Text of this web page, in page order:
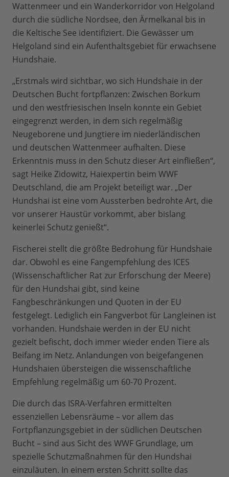
Wattenmeer und ein Wanderkorridor von Helgoland
durch die südliche Nordsee, den Ärmelkanal bis in
die Keltische See identifiziert. Die Gewässer um
Helgoland sind ein Aufenthaltsgebiet für erwachsene
Hundshaie.
„Erstmals wird sichtbar, wo sich Hundshaie in der
Deutschen Bucht fortpflanzen: Zwischen Borkum
und den westfriesischen Inseln konnte ein Gebiet
eingegrenzt werden, in dem sich regelmäßig
Neugeborene und Jungtiere im niederländischen
und deutschen Wattenmeer aufhalten. Diese
Erkenntnis muss in den Schutz dieser Art einfließen“,
sagt Heike Zidowitz, Haiexpertin beim WWF
Deutschland, die am Projekt beteiligt war. „Der
Hundshai ist eine vom Aussterben bedrohte Art, die
vor unserer Haustür vorkommt, aber bislang
keinerlei Schutz genießt“.
Fischerei stellt die größte Bedrohung für Hundshaie
dar. Obwohl es eine Fangempfehlung des ICES
(Wissenschaftlicher Rat zur Erforschung der Meere)
für den Hundshai gibt, sind keine
Fangbeschränkungen und Quoten in der EU
festgelegt. Lediglich ein Fangverbot für Langleinen ist
vorhanden. Hundshaie werden in der EU nicht
gezielt befischt, doch immer wieder enden Tiere als
Beifang im Netz. Anlandungen von beigefangenen
Hundshaien übersteigen die wissenschaftliche
Empfehlung regelmäßig um 60-70 Prozent.
Die durch das ISRA-Verfahren ermittelten
essenziellen Lebensräume – vor allem das
Fortpflanzungsgebiet in der südlichen Deutschen
Bucht – sind aus Sicht des WWF Grundlage, um
spezielle Schutzmaßnahmen für den Hundshai
einzuläuten. In einem ersten Schritt sollte das